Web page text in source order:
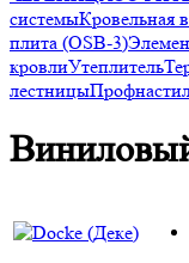
системыКровельная
плита (OSB-3)
кровлиУтеплитель
лестницы